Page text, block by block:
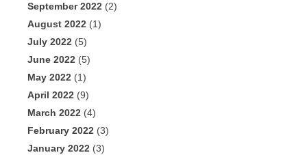
September 2022 (2)
August 2022 (1)
July 2022 (5)
June 2022 (5)
May 2022 (1)
April 2022 (9)
March 2022 (4)
February 2022 (3)
January 2022 (3)